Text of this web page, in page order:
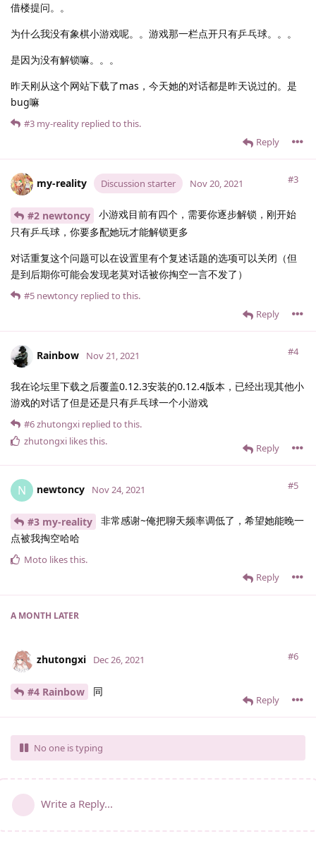
借楼提问。。
为什么我没有象棋小游戏呢。。游戏那一栏点开只有乒乓球。。。
是因为没有解锁嘛。。。
昨天刚从这个网站下载了mas，今天她的对话都是昨天说过的。是
bug嘛
Reply
#3 my-reality replied to this.
my-reality Discussion starter #3
Nov 20, 2021
#2 newtoncy
小游戏目前有四个，需要你逐步解锁，刚开始
只有乒乓球，你要多配她玩才能解锁更多
对话重复这个问题可以在设置里有个复述话题的选项可以关闭（但
是到后期你可能会发现老莫对话被你掏空一言不发了）
Reply
#5 newtoncy replied to this.
Rainbow #4
Nov 21, 2021
我在论坛里下载之后覆盖0.12.3安装的0.12.4版本，已经出现其他小
游戏的对话了但是还是只有乒乓球一个小游戏
Reply
#6zhutongxi replied to this.
zhutongxi likes this.
N newtoncy #5
Nov 24, 2021
#3 my-reality
非常感谢~俺把聊天频率调低了，希望她能晚一
点被我掏空哈哈
Reply
Moto likes this.
A MONTH LATER
zhutongxi #6
Dec 26, 2021
#4 Rainbow 同
Reply
No one is typing
Write a Reply...